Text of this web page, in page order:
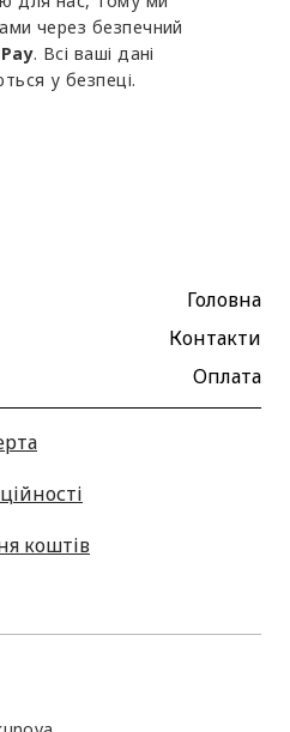
через безпечний
. Всі ваші дані
у безпеці.
Головна
Контакти
Оплата
коштів